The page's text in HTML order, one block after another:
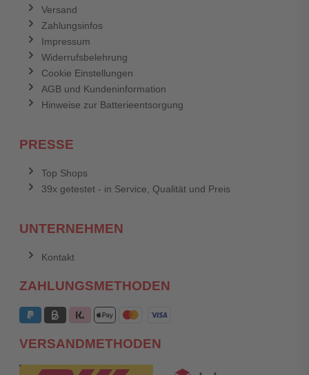
Versand
Zahlungsinfos
Impressum
Widerrufsbelehrung
Cookie Einstellungen
AGB und Kundeninformation
Hinweise zur Batterieentsorgung
PRESSE
Top Shops
39x getestet - in Service, Qualität und Preis
UNTERNEHMEN
Kontakt
ZAHLUNGSMETHODEN
VERSANDMETHODEN